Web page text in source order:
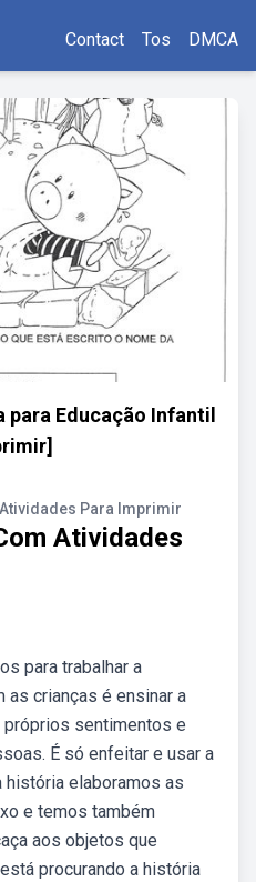
Contact Tos DMCA
Educação Infantil
Para Imprimir
Atividades
para trabalhar a
as crianças é ensinar a
sentimentos e
É só enfeitar e usar a
história elaboramos as
e temos também
aos objetos que
procurando a história